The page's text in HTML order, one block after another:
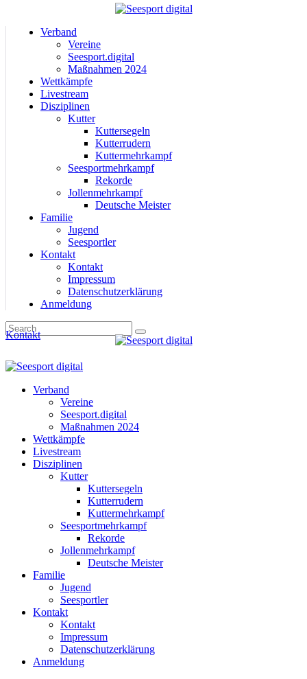
Verband
Vereine
Seesport.digital
Maßnahmen 2024
Wettkämpfe
Livestream
Disziplinen
Kutter
Kuttersegeln
Kutterrudern
Kuttermehrkampf
Seesportmehrkampf
Rekorde
Jollenmehrkampf
Deutsche Meister
Familie
Jugend
Seesportler
Kontakt
Kontakt
Impressum
Datenschutzerklärung
Anmeldung
Kontakt
Verband
Vereine
Seesport.digital
Maßnahmen 2024
Wettkämpfe
Livestream
Disziplinen
Kutter
Kuttersegeln
Kutterrudern
Kuttermehrkampf
Seesportmehrkampf
Rekorde
Jollenmehrkampf
Deutsche Meister
Familie
Jugend
Seesportler
Kontakt
Kontakt
Impressum
Datenschutzerklärung
Anmeldung